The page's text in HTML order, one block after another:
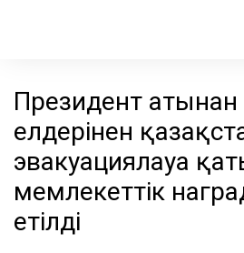
Президент
елдерінен
эвакуациялауға
мемлекеттік
етілді